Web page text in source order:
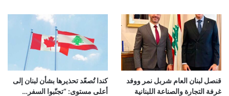
قنصل لبنان العام شربل نمر ووفد
غرفة التجارة والصناعة اللبنانية
كندا تُصعّد تحذيرها بشأن لبنان إلى
أعلى مستوى: “تجنّبوا السفر…